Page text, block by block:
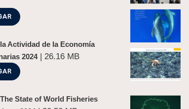
Actividad de la Economía
2024| 26.16 MB
The State of World Fisheries